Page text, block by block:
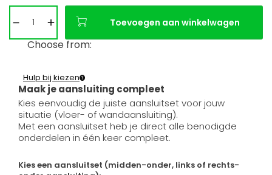
Toevoegen aan winkelwagen
Choose from:
Maak je aansluiting compleet
Hulp bij kiezen
Kies eenvoudig de juiste aansluitset voor jouw
situatie (vloer- of wandaansluiting).
Met een aansluitset heb je direct alle benodigde
onderdelen in één keer compleet.
Kies een aansluitset (midden-onder, links of rechts-